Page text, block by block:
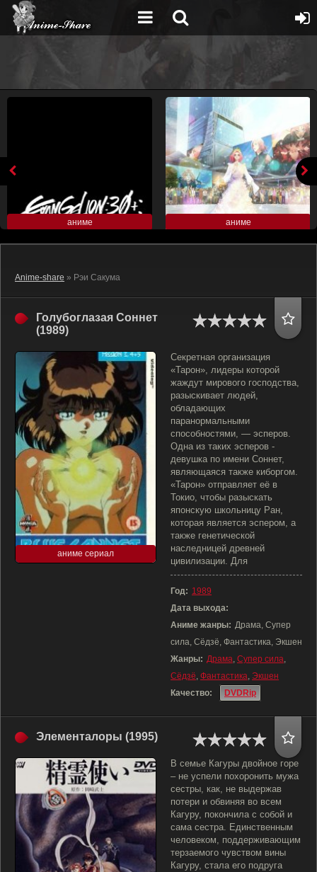
аниме аниме
Anime-share » Рэи Сакума
Голубоглазая Соннет
(1989)
аниме сериал
Секретная организация
«Тарон», лидеры которой
жаждут мирового господства,
разыскивает людей,
обладающих
паранормальными
способностями, — эсперов.
Одна из таких эсперов -
девушка по имени Соннет,
являющаяся также киборгом.
«Тарон» отправляет её в
Токио, чтобы разыскать
японскую школьницу Ран,
которая является эспером, а
также генетической
наследницей древней
цивилизации. Для
Год: 1989
Дата выхода:
Аниме жанры: Драма, Супер
сила, Сёдзё, Фантастика, Экшен
Жанры: Драма, Супер сила,
Сёдзё, Фантастика, Экшен
Качество:
DVDRip
Элементалоры (1995)
В семье Кагуры двойное горе
– не успели похоронить мужа
сестры, как, не выдержав
потери и обвиняя во всем
Кагуру, покончила с собой и
сама сестра. Единственным
человеком, поддерживающим
терзаемого чувством вины
Кагуру, стала его подруга